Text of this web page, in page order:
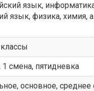
язык,
язык, физика, химия,
1 смена, пятидневка
основное,